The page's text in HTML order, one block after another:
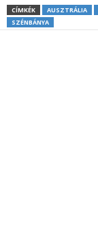
CÍMKÉK AUSZTRÁLIA
SZÉNBÁNYA